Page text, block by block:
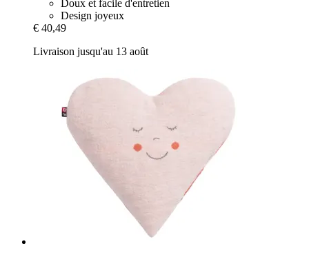
Doux et facile d'entretien
Design joyeux
€ 40,49
Livraison jusqu'au 13 août